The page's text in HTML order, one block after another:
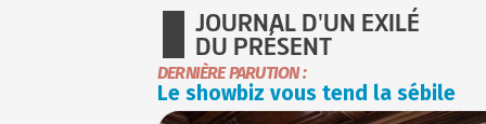
JOURNAL D'UN EXILÉ
DU PRÉSENT
DERNIÈRE PARUTION :
Le showbiz vous tend la sébile